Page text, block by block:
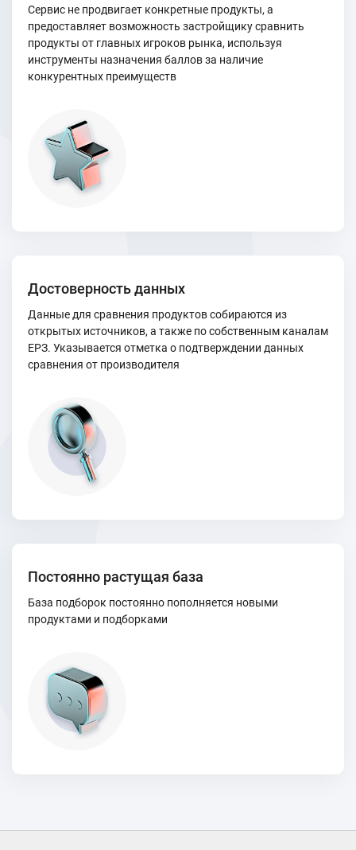
Сервис не продвигает конкретные продукты, а
предоставляет возможность застройщику сравнить
продукты от главных игроков рынка, используя
инструменты назначения баллов за наличие
конкурентных преимуществ
Достоверность данных
Данные для сравнения продуктов собираются из
открытых источников, а также по собственным каналам
ЕРЗ. Указывается отметка о подтверждении данных
сравнения от производителя
Постоянно растущая база
База подборок постоянно пополняется новыми
продуктами и подборками